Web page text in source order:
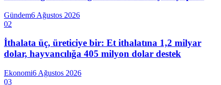
Gündem6 Ağustos 2026
02
İthalata üç, üreticiye bir: Et ithalatına 1,2 milyar
dolar, hayvancılığa 405 milyon dolar destek
Ekonomi6 Ağustos 2026
03